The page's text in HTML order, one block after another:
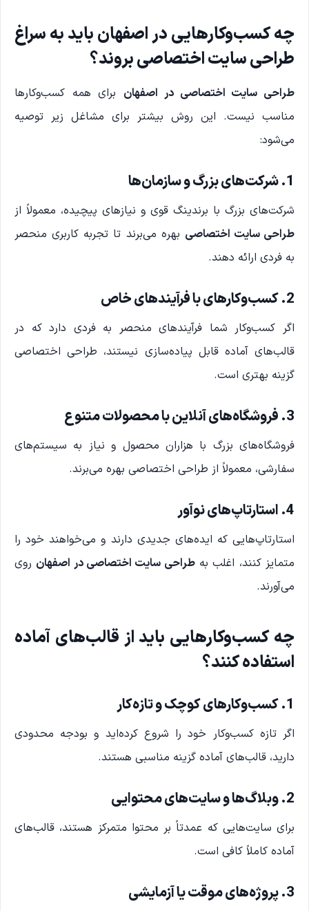
چه کسب‌وکارهایی در اصفهان باید به سراغ
طراحی سایت اختصاصی بروند؟
طراحی سایت اختصاصی در اصفهان برای همه کسب‌وکارها
مناسب نیست. این روش بیشتر برای مشاغل زیر توصیه
می‌شود:
1. شرکت‌های بزرگ و سازمان‌ها
شرکت‌های بزرگ با برندینگ قوی و نیازهای پیچیده، معمولاً از
طراحی سایت اختصاصی بهره می‌برند تا تجربه کاربری منحصر
به فردی ارائه دهند.
2. کسب‌وکارهای با فرآیندهای خاص
اگر کسب‌وکار شما فرآیندهای منحصر به فردی دارد که در
قالب‌های آماده قابل پیاده‌سازی نیستند، طراحی اختصاصی
گزینه بهتری است.
3. فروشگاه‌های آنلاین با محصولات متنوع
فروشگاه‌های بزرگ با هزاران محصول و نیاز به سیستم‌های
سفارشی، معمولاً از طراحی اختصاصی بهره می‌برند.
4. استارتاپ‌های نوآور
استارتاپ‌هایی که ایده‌های جدیدی دارند و می‌خواهند خود را
متمایز کنند، اغلب بهطراحی سایت اختصاصی در اصفهان روی
می‌آورند.
چه کسب‌وکارهایی باید از قالب‌های آماده
استفاده کنند؟
1. کسب‌وکارهای کوچک و تازه‌کار
اگر تازه کسب‌وکار خود را شروع کرده‌اید و بودجه محدودی
دارید، قالب‌های آماده گزینه مناسبی هستند.
2. وبلاگ‌ها و سایت‌های محتوایی
برای سایت‌هایی که عمدتاً بر محتوا متمرکز هستند، قالب‌های
آماده کاملاً کافی است.
3. پروژه‌های موقت یا آزمایشی